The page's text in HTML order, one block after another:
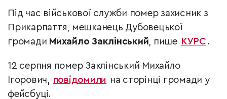
Під час військової служби помер захисник з
Прикарпаття, мешканець Дубовецької
громади Михайло Заклінський, пише КУРС .
12 серпня помер Заклінський Михайло
Ігорович, повідомили на сторінці громади у
фейсбуці.